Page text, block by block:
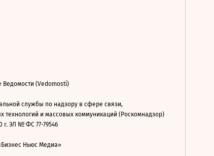
Ведомости (Vedomosti)
службы по надзору в сфере связи,
технологий и массовых коммуникаций (Роскомнадзор)
г. ЭЛ № ФС 77-79546
Ньюс Медиа»